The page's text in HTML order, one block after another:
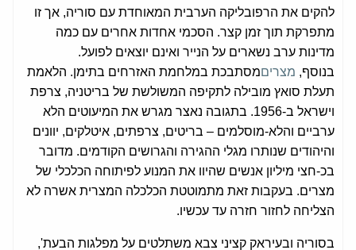
להקים את הרפובליקה הערבית המאוחדת עם סוריה, אך זו
מתפרקת תוך זמן קצר. הסכמי אחדות אחרים עם כמה
מדינות ערב נשארים על הנייר ואינם יוצאים לפועל.
בנוסף, מצריםמסתבכת במלחמת האזרחים בתימן. הלאמת
תעלת סואץ מובילה לתקיפה המשולשת של בריטניה, צרפת
וישראל ב-1956. בתגובה נאצר מגרש את המיעוטים הלא
ערביים והלא-מוסלמים – בריטים, צרפתים, איטלקים, יוונים
והיהודים שנותרו מגלי ההגירה והגרושים הקודמים. מדובר
בכ-חצי מיליון אנשים שהיוו את המנוע לפיתוחה הכלכלי של
מצרים. בעקבות זאת מתמוטטת הכלכלה המצרית אשרה לא
הצליחה לחזור חזרה עד עכשיו.
בסוריה ובעיראק קציני צבא משתלטים על מפלגות הבעת',